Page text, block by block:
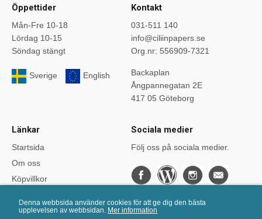
Denna webbsida använder cookies för att ge dig den bästa
upplevelsen av webbsidan. Mer information
Öppettider
Mån-Fre 10-18
Lördag 10-15
Söndag stängt
Sverige English
Kontakt
031-511 140
info@ciliinpapers.se
Org.nr: 556909-7321
Backaplan
Ångpannegatan 2E
417 05 Göteborg
Länkar
Startsida
Om oss
Köpvillkor
Kurser
Sociala medier
Följ oss på sociala medier.